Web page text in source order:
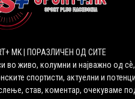
MK | ПОРАЗЛИЧЕН ОД СИТЕ
во живо, колумни и најважно од
спортисти, актуелни и
став, коментар, очекуваме